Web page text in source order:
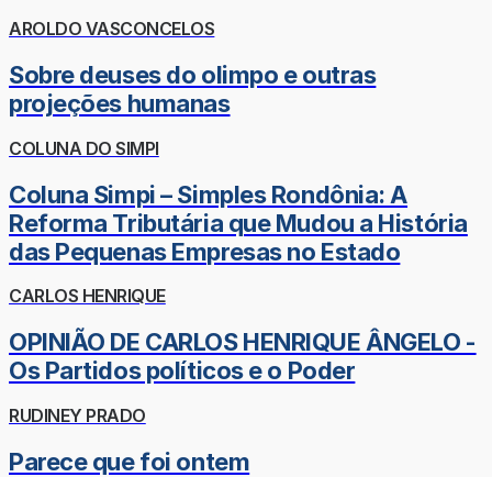
AROLDO VASCONCELOS
Sobre deuses do olimpo e outras
projeções humanas
COLUNA DO SIMPI
Coluna Simpi – Simples Rondônia: A
Reforma Tributária que Mudou a História
das Pequenas Empresas no Estado
CARLOS HENRIQUE
OPINIÃO DE CARLOS HENRIQUE ÂNGELO -
Os Partidos políticos e o Poder
RUDINEY PRADO
Parece que foi ontem